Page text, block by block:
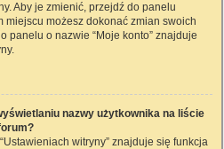
Aby je zmienić, przejdź do panelu
miejscu możesz dokonać zmian swoich
panelu o nazwie “Moje konto” znajduje
nazwy użytkownika na liście
witryny” znajduje się funkcja